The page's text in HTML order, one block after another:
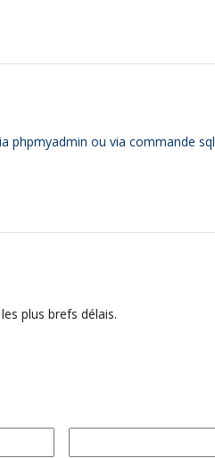
phpmyadmin ou via commande sql
plus brefs délais.